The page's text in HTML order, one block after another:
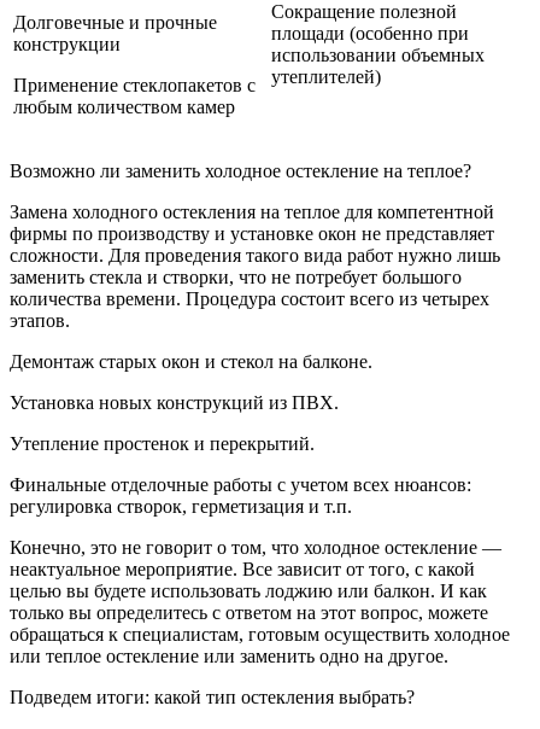
Долговечные и прочные
конструкции
Применение стеклопакетов с
любым количеством камер
Сокращение полезной
площади (особенно при
использовании объемных
утеплителей)
Возможно ли заменить холодное остекление на теплое?
Замена холодного остекления на теплое для компетентной
фирмы по производству и установке окон не представляет
сложности. Для проведения такого вида работ нужно лишь
заменить стекла и створки, что не потребует большого
количества времени. Процедура состоит всего из четырех
этапов.
Демонтаж старых окон и стекол на балконе.
Установка новых конструкций из ПВХ.
Утепление простенок и перекрытий.
Финальные отделочные работы с учетом всех нюансов:
регулировка створок, герметизация и т.п.
Конечно, это не говорит о том, что холодное остекление —
неактуальное мероприятие. Все зависит от того, с какой
целью вы будете использовать лоджию или балкон. И как
только вы определитесь с ответом на этот вопрос, можете
обращаться к специалистам, готовым осуществить холодное
или теплое остекление или заменить одно на другое.
Подведем итоги: какой тип остекления выбрать?